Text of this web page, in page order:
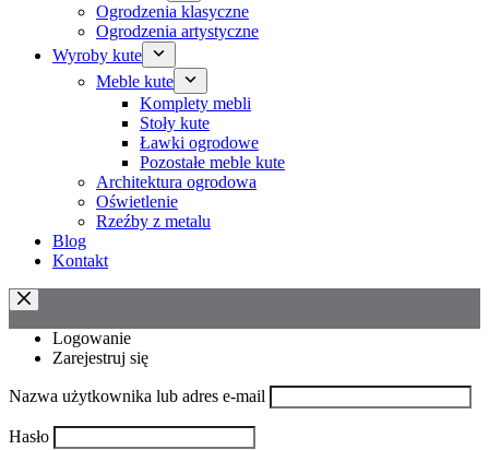
Ogrodzenia klasyczne
Ogrodzenia artystyczne
Wyroby kute
Meble kute
Komplety mebli
Stoły kute
Ławki ogrodowe
Pozostałe meble kute
Architektura ogrodowa
Oświetlenie
Rzeźby z metalu
Blog
Kontakt
Logowanie
Zarejestruj się
Nazwa użytkownika lub adres e-mail
Hasło